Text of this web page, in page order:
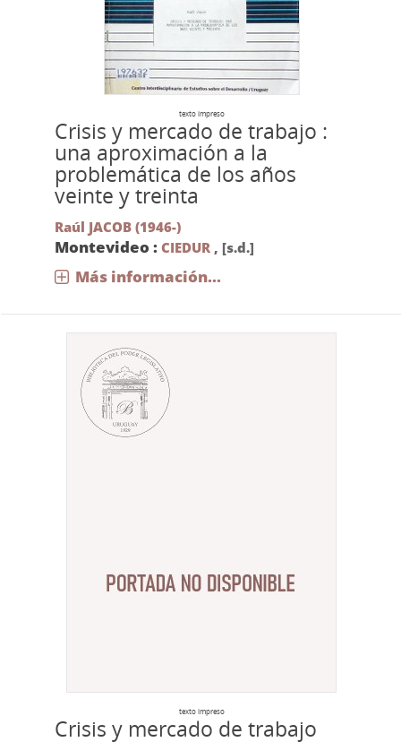
texto impreso
Crisis y mercado de trabajo :
una aproximación a la
problemática de los años
veinte y treinta
Raúl JACOB (1946-)
Montevideo : CIEDUR, [s.d.]
Más información...
texto impreso
Crisis y mercado de trabajo